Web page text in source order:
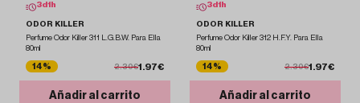
3d 1 h
ODOR KILLER
Perfume Odor Killer 311 L.G.B.W. Para Ella
80ml
14% 2.30€1.97€
Añadir al carrito
3d 1 h
ODOR KILLER
Perfume Odor Killer 312 H.F.Y. Para Ella
80ml
14% 2.30€1.97€
Añadir al carrito